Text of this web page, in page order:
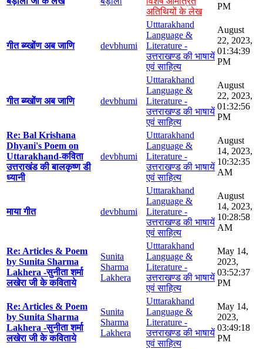
अतिथियों के लेख
PM
गीत ब्य्खोंण अब जाणि devbhumi
Utttarakhand
Language &
Literature -
उत्तराखण्ड की भाषायें
एवं साहित्य
August
22, 2023,
01:34:39
PM
गीत ब्य्खोंण अब जाणि devbhumi
Utttarakhand
Language &
Literature -
उत्तराखण्ड की भाषायें
एवं साहित्य
August
22, 2023,
01:32:56
PM
Re: Bal Krishana
Dhyani's Poem on
Uttarakhand-कविता
उत्तराखंड की बालकृष्ण डी
ध्यानी
devbhumi
Utttarakhand
Language &
Literature -
उत्तराखण्ड की भाषायें
एवं साहित्य
August
14, 2023,
10:32:35
AM
माया गीत devbhumi
Utttarakhand
Language &
Literature -
उत्तराखण्ड की भाषायें
एवं साहित्य
August
14, 2023,
10:28:58
AM
Re: Articles & Poem
by Sunita Sharma
Lakhera -सुनीता शर्मा
लखेरा जी के कविताये
Sunita
Sharma
Lakhera
Utttarakhand
Language &
Literature -
उत्तराखण्ड की भाषायें
एवं साहित्य
May 14,
2023,
03:52:37
PM
Re: Articles & Poem
by Sunita Sharma
Lakhera -सुनीता शर्मा
लखेरा जी के कविताये
Sunita
Sharma
Lakhera
Utttarakhand
Language &
Literature -
उत्तराखण्ड की भाषायें
एवं साहित्य
May 14,
2023,
03:49:18
PM